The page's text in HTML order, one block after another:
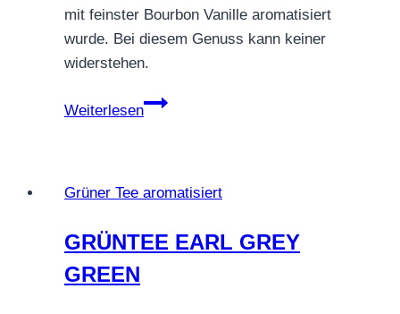
mit feinster Bourbon Vanille aromatisiert
wurde. Bei diesem Genuss kann keiner
widerstehen.
Weiterlesen
SCHWARZ/GRÜNTEE
Grüner Tee aromatisiert
GRÜNTEE EARL GREY
GREEN